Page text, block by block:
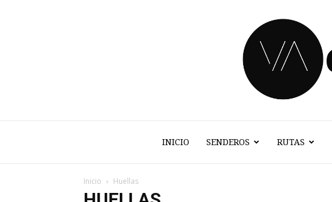
INICIO SENDEROS RUTAS
Inicio Huellas